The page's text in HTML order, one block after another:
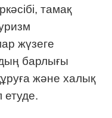
тамақ
жүзеге
барлығы
және халық
етуде.